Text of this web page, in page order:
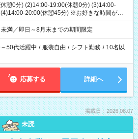
憩0分) (2)14:00-19:00(休憩0分) (3)14:00-
20:00(休憩45分) ※お好きな時間が選べ
満／即日～8月末までの期間限定
50代活躍中 / 服装自由 / シフト勤務 / 10名以
応募する 詳細へ
掲載日：2026.08.07
未読